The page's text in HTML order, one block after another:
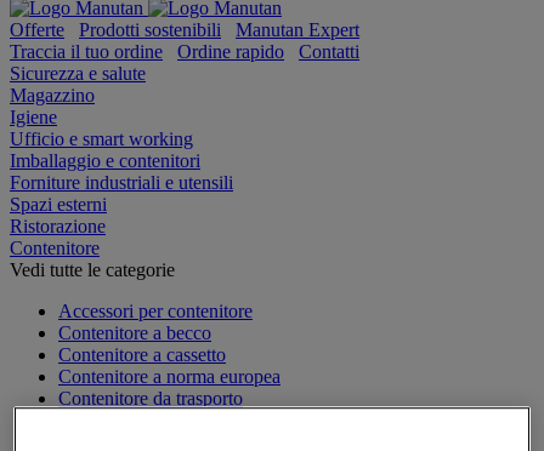
Offerte Prodotti sostenibili
Manutan Expert
Traccia il tuo ordine
Ordine rapido
Contatti
Sicurezza e salute
Magazzino
Igiene
Ufficio e smart working
Imballaggio e contenitori
Forniture industriali e utensili
Spazi esterni
Ristorazione
Contenitore
Vedi tutte le categorie
Accessori per contenitore
Contenitore a becco
Contenitore a cassetto
Contenitore a norma europea
Contenitore da trasporto